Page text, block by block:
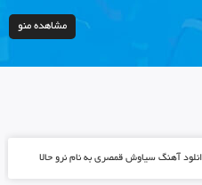
مشاهده منو
آهنگ سیاوش قمصری به نام نرو حالا